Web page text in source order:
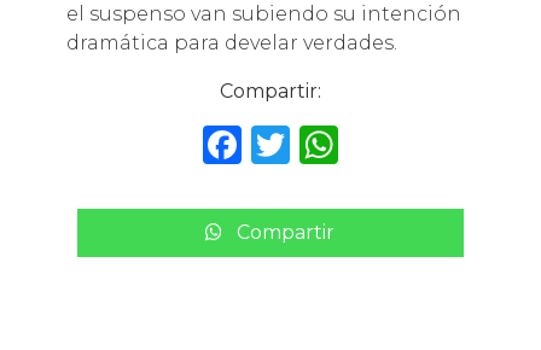
el suspenso van subiendo su intención
dramática para develar verdades.
Compartir:
F
c
e
T
it
te
W
a
ts
Compartir